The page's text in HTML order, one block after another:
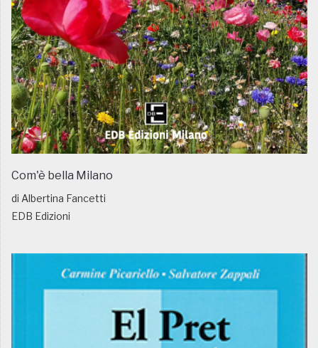
Com'è bella Milano
di Albertina Fancetti
EDB Edizioni